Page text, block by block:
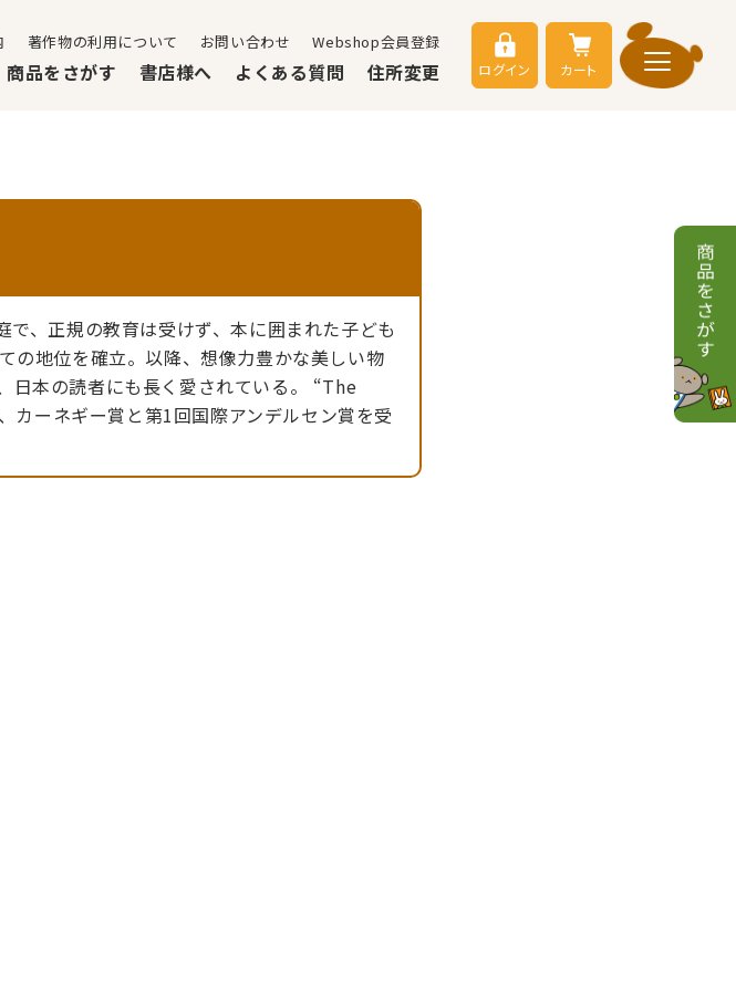
著作物の利用について お問い合わせ Webshop会員登録
商品をさがす 書店様へ よくある質問 住所変更 ログイン カート
、正規の教育は受けず、本に囲まれた子ども
の地位を確立。以降、想像力豊かな美しい物
日本の読者にも長く愛されている。 “The
ーネギー賞と第1回国際アンデルセン賞を受